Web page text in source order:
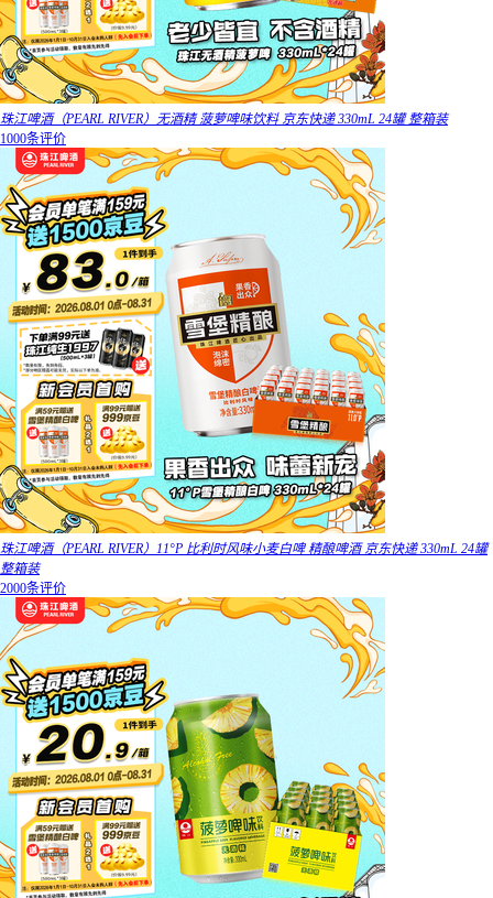
珠江啤酒（PEARL RIVER）无酒精 菠萝啤味饮料 京东快递 330mL 24罐 整箱装
1000条评价
珠江啤酒（PEARL RIVER）11°P 比利时风味小麦白啤 精酿啤酒 京东快递 330mL 24罐
整箱装
2000条评价